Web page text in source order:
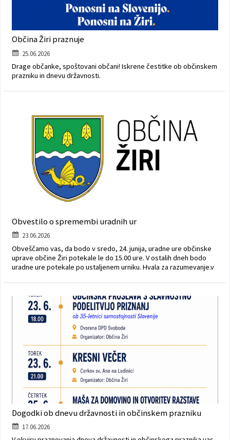
Občina Žiri praznuje
25.06.2026
Drage občanke, spoštovani občani! Iskrene čestitke ob občinskem
prazniku in dnevu državnosti.
Obvestilo o spremembi uradnih ur
23.06.2026
Obveščamo vas, da bodo v sredo, 24. junija, uradne ure občinske
uprave občine Žiri potekale le do 15.00 ure. V ostalih dneh bodo
uradne ure potekale po ustaljenem urniku. Hvala za razumevanje.v
Dogodki ob dnevu državnosti in občinskem prazniku
17.06.2026